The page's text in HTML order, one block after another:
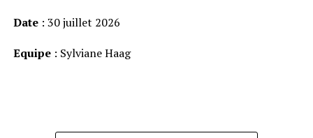
Date: 30 juillet 2026
Equipe: Sylviane Haag